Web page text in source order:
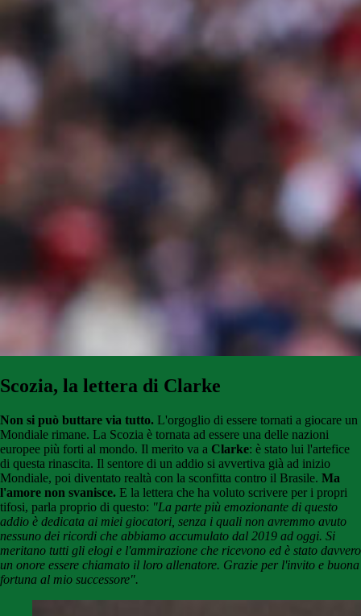
Scozia, la lettera di Clarke
Non si può buttare via tutto. L'orgoglio di essere tornati a giocare un
Mondiale rimane. La Scozia è tornata ad essere una delle nazioni
europee più forti al mondo. Il merito va a Clarke: è stato lui l'artefice
di questa rinascita. Il sentore di un addio si avvertiva già ad inizio
Mondiale, poi diventato realtà con la sconfitta contro il Brasile. Ma
l'amore non svanisce. E la lettera che ha voluto scrivere per i propri
tifosi, parla proprio di questo: "La parte più emozionante di questo
addio è dedicata ai miei giocatori, senza i quali non avremmo avuto
nessuno dei ricordi che abbiamo accumulato dal 2019 ad oggi. Si
meritano tutti gli elogi e l'ammirazione che ricevono ed è stato davvero
un onore essere chiamato il loro allenatore. Grazie per l'invito e buona
fortuna al mio successore".